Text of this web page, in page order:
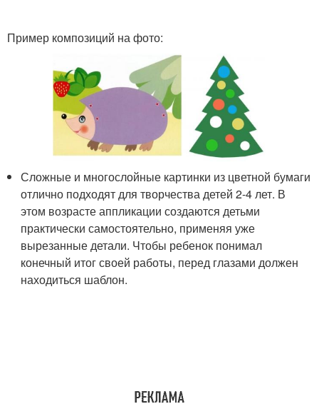
Пример композиций на фото:
Сложные и многослойные картинки из цветной бумаги
отлично подходят для творчества детей 2-4 лет. В
этом возрасте аппликации создаются детьми
практически самостоятельно, применяя уже
вырезанные детали. Чтобы ребенок понимал
конечный итог своей работы, перед глазами должен
находиться шаблон.